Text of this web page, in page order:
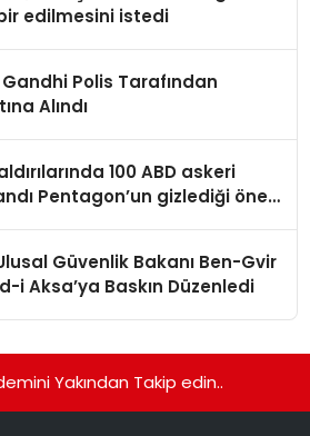
edilmesini istedi
Polis Tarafından
Alındı
100 ABD askeri
Pentagon’un gizlediği öne
Güvenlik Bakanı Ben-Gvir
i Aksa’ya Baskın Düzenledi
Yakından Takip edin..